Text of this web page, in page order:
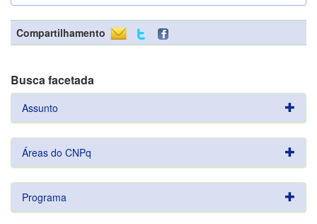
Compartilhamento
Busca facetada
Assunto
Áreas do CNPq
Programa